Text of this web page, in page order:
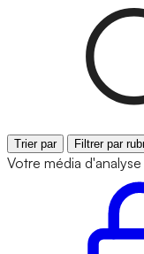
Trier par Filtrer par
Votre média